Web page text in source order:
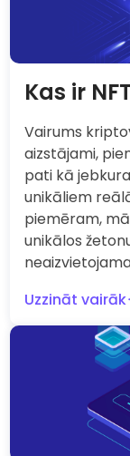
Kas ir
Vairums
aizstājami,
pati kā
unikāliem
piemēram,
unikālos
Uzzināt vairāk